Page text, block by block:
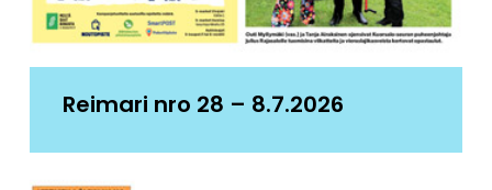
Reimari nro 28 – 8.7.2026